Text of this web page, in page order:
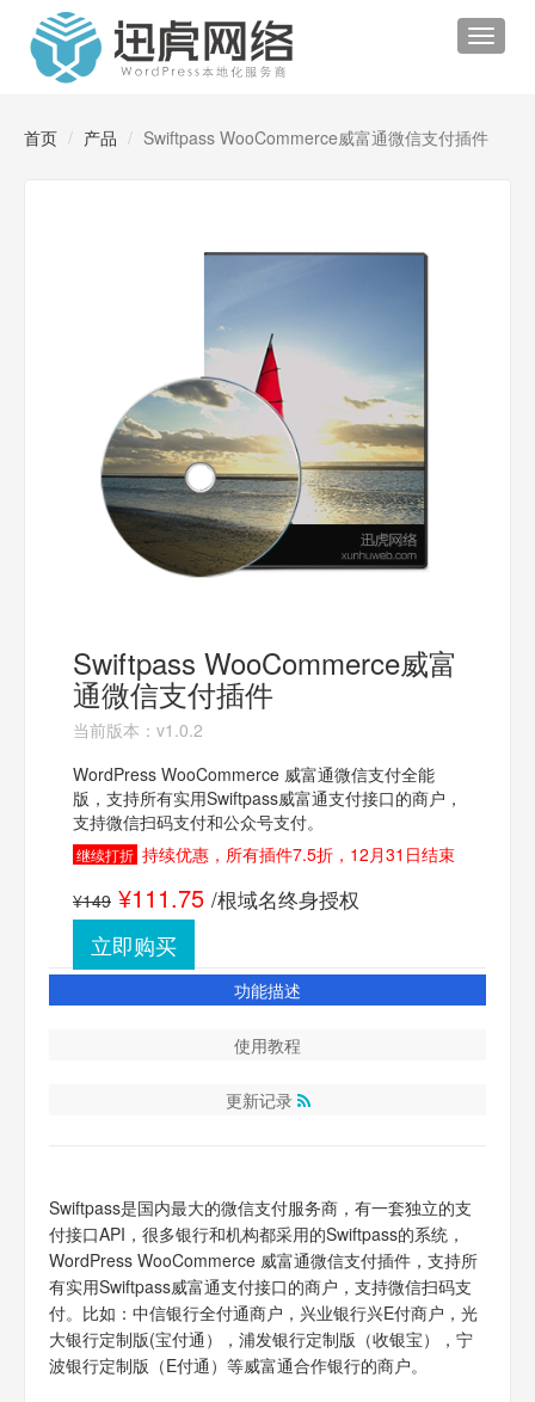
Toggle
首页 产品 Swiftpass WooCommerce威富通微信支付插件
Swiftpass WooCommerce威富
通微信支付插件
当前版本：v1.0.2
WordPress WooCommerce 威富通微信支付全能
版，支持所有实用Swiftpass威富通支付接口的商户，
支持微信扫码支付和公众号支付。
继续打折 持续优惠，所有插件7.5折，12月31日结束
¥149 ¥111.75 /根域名终身授权
立即购买
功能描述
使用教程
更新记录
Swiftpass是国内最大的微信支付服务商，有一套独立的支
付接口API，很多银行和机构都采用的Swiftpass的系统，
WordPress WooCommerce 威富通微信支付插件，支持所
有实用Swiftpass威富通支付接口的商户，支持微信扫码支
付。比如：中信银行全付通商户，兴业银行兴E付商户，光
大银行定制版(宝付通）​，浦发银行定制版（收银宝），宁
波银行定制版（E付通）等威富通合作银行的商户。